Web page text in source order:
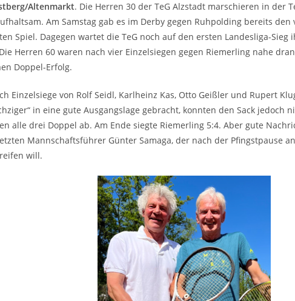
Altenmarkt. Die Herren 30 der TeG Alzstadt marschieren in der
Am Samstag gab es im Derby gegen Ruhpolding bereits den
Spiel. Dagegen wartet die TeG noch auf den ersten Landesliga-Sieg
Herren 60 waren nach vier Einzelsiegen gegen Riemerling nahe
Doppel-Erfolg.
Einzelsiege von Rolf Seidl, Karlheinz Kas, Otto Geißler und Rupert
in eine gute Ausgangslage gebracht, konnten den Sack jedoch
alle drei Doppel ab. Am Ende siegte Riemerling 5:4. Aber gute
Mannschaftsführer Günter Samaga, der nach der Pfingstpause
will.